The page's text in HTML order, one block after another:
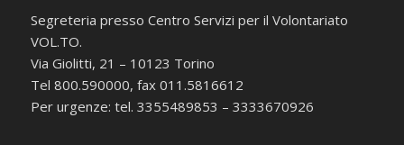
Segreteria presso Centro Servizi per il Volontariato
VOL.TO.
Via Giolitti, 21 – 10123 Torino
Tel 800.590000, fax 011.5816612
Per urgenze: tel. 3355489853 – 3333670926